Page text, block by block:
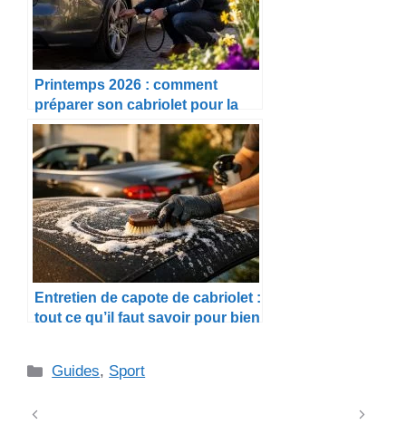
Printemps 2026 : comment
préparer son cabriolet pour la
belle saison
Entretien de capote de cabriolet :
tout ce qu’il faut savoir pour bien
Catégories
Guides, Sport